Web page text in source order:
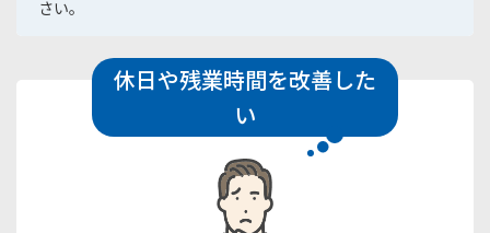
さい。
休日や残業時間を改善した
い